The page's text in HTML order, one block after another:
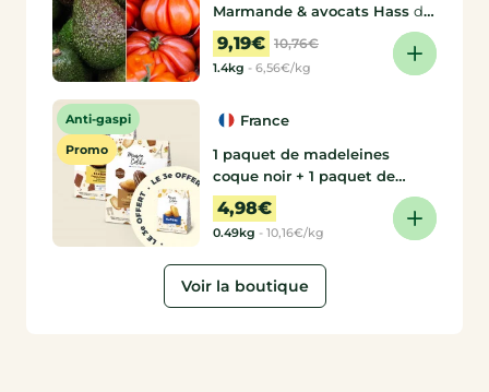
Marmande & avocats Hass de
Franck, Coopérative de
producteurs
9,19€ 10,76€
1.4kg - 6,56€/kg
Anti-gaspi
Promo
France
1 paquet de madeleines
coque noir + 1 paquet de
madeleines coque lait = 1
paquet de madeleines nature
offert ! de Maison Colibri
4,98€
0.49kg - 10,16€/kg
Voir la boutique